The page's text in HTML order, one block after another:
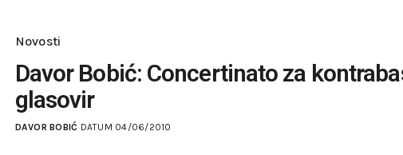
Novosti
Davor Bobić: Concertinato za
glasovir
DAVOR BOBIĆ DATUM 04/06/2010